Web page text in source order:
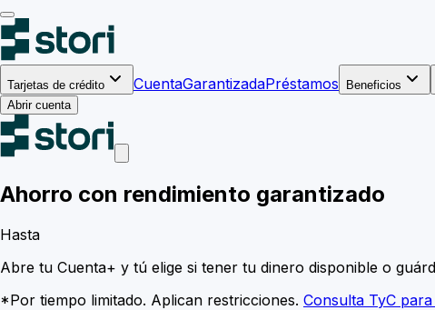
Tarjetas de crédito CuentaGarantizadaPréstamos Beneficios
Abrir cuenta
Ahorro con rendimiento garantizado
Hasta
Abre tu Cuenta+ y tú elige si tener tu dinero disponible o
*Por tiempo limitado. Aplican restricciones. Consulta TyC